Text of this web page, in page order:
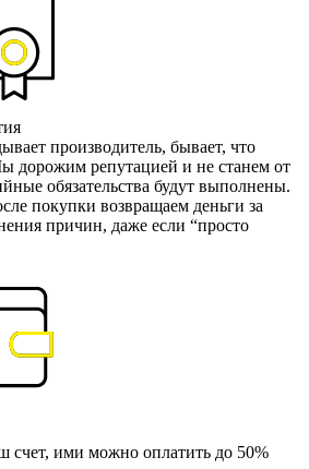
производитель, бывает, что
дорожим репутацией и не станем от
обязательства будут выполнены.
покупки возвращаем деньги за
причин, даже если “просто
счет, ими можно оплатить до 50%